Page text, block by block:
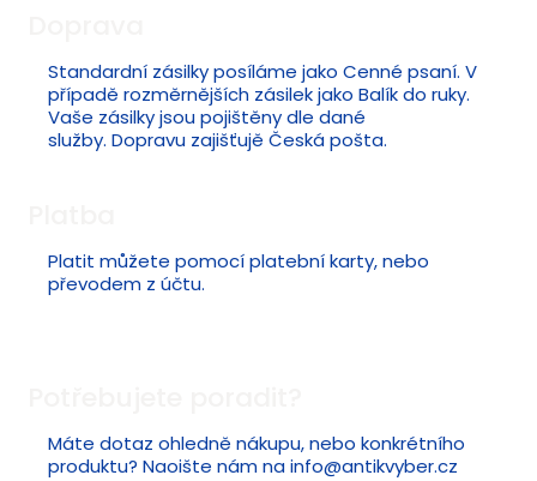
Standardní zásilky posíláme jako Cenné psaní. V
případě rozměrnějších zásilek jako Balík do ruky.
Vaše zásilky jsou pojištěny dle dané
služby. Dopravu zajišťujě Česká pošta.
Platit můžete pomocí platební karty, nebo
převodem z účtu.
Máte dotaz ohledně nákupu, nebo konkrétního
produktu? Naoište nám nainfo@antikvyber.cz